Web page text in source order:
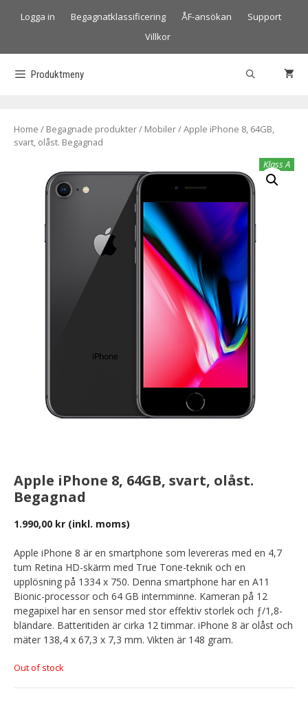
Logga in Begagnatklassificering ÅF-ansökan
Support
Villkor
Produktmeny
Home / Begagnade produkter/ Mobiler/ Apple iPhone 8, 64GB,
svart, olåst. Begagnad
Apple iPhone 8, 64GB, svart, olåst.
Begagnad
1.990,00 kr (inkl. moms)
Apple iPhone 8 är en smartphone som levereras med en 4,7
tum Retina HD-skärm med True Tone-teknik och en
upplösning på 1334 x 750. Denna smartphone har en A11
Bionic-processor och 64 GB internminne. Kameran på 12
megapixel har en sensor med stor effektiv storlek och ƒ/1,8-
bländare. Batteritiden är cirka 12 timmar. iPhone 8 är olåst och
mäter 138,4 x 67,3 x 7,3 mm. Vikten är 148 gram.
Out of stock
Klass A